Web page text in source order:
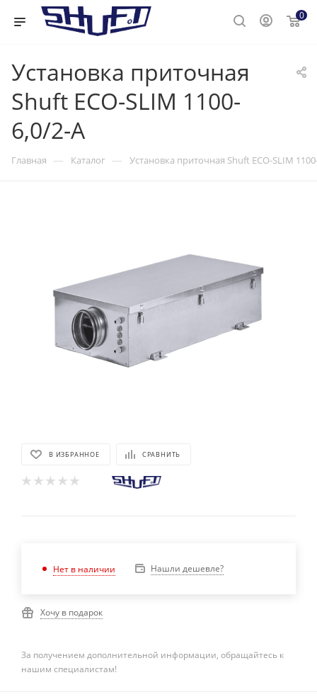
0
Установка приточная
Shuft ECO-SLIM 1100-
6,0/2-А
Главная — Каталог — Установка приточная Shuft ECO-SLIM
В ИЗБРАННОЕ СРАВНИТЬ
Нет в наличии Нашли дешевле?
Хочу в подарок
За получением дополнительной информации, обращайтесь к
нашим специалистам!